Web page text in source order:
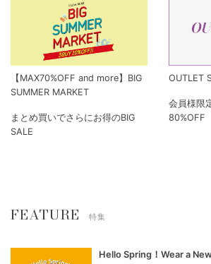
【MAX70%OFF and more】BIG
SUMMER MARKET
まとめ買いでさらにお得のBIG
SALE
OUTLET
会員様限
80%OFF
FEATURE 特集
Hello Spring！Wear a